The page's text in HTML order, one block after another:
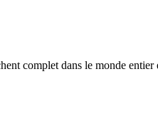
complet dans le monde entier